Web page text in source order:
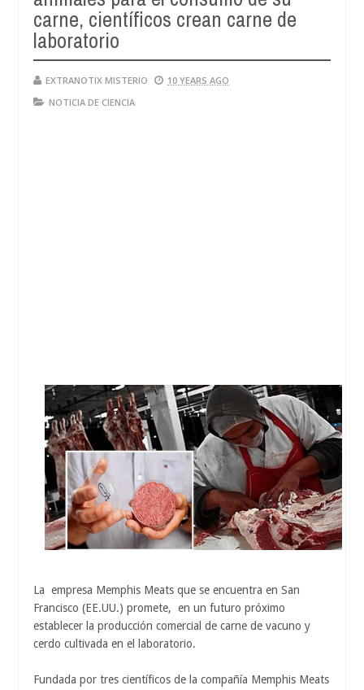
carne, científicos crean carne de
laboratorio
EXTRANOTIX MISTERIO
10 YEARS AGO
NOTICIA DE CIENCIA
La empresa Memphis Meats que se encuentra en San
Francisco (EE.UU.) promete, en un futuro próximo
establecer la producción comercial de carne de vacuno y
cerdo cultivada en el laboratorio.
Fundada por tres científicos de la compañía Memphis Meats